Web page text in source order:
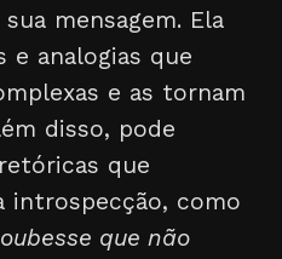
mensagem. Ela
e analogias que
e as tornam
disso, pode
que
introspecção, como
que não